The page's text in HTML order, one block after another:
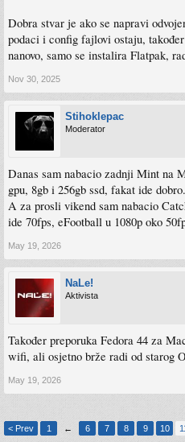
Dobra stvar je ako se napravi
podaci i config fajlovi ostaju,
nanovo, samo se instalira Flatpak,
Nov 30, 2025
Stihoklepac
Moderator
Danas sam nabacio zadnji Mint na
gpu, 8gb i 256gb ssd, fakat ide
A za prosli vikend sam nabacio
ide 70fps, eFootball u 1080p oko
May 19, 2026
NaLe!
Aktivista
Također preporuka Fedora 44 za
wifi, ali osjetno brže radi od starog
May 19, 2026
< Prev
1 ← 6 7 8 9 10